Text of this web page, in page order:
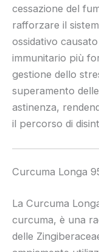
cessazione del
rafforzare il
ossidativo
immunitario più
gestione dello
superamento
astinenza,
il percorso di
Curcuma Longa
La Curcuma
curcuma, è una
delle